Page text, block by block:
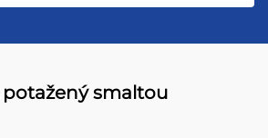
smaltou